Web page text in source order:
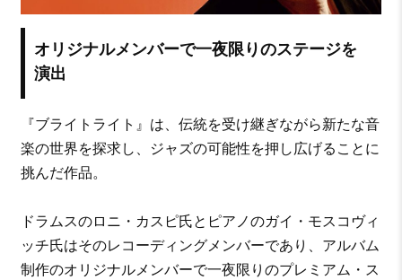
オリジナルメンバーで一夜限りのステージを
演出
『ブライトライト』は、伝統を受け継ぎながら新たな音
楽の世界を探求し、ジャズの可能性を押し広げることに
挑んだ作品。
ドラムスのロニ・カスピ氏とピアノのガイ・モスコヴィ
ッチ氏はそのレコーディングメンバーであり、アルバム
制作のオリジナルメンバーで一夜限りのプレミアム・ス